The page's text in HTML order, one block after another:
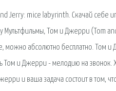
Jerry: mice labyrinth. Скачай себе
Мультфильмы, Том и Джерри (Tom
можно абсолютно бесплатно. Том и
Том и Джерри - мелодию на звонок.
и ваша задача состоит в том,